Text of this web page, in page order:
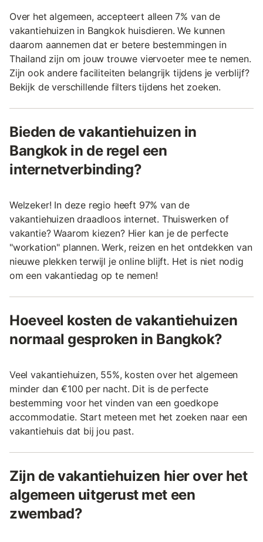
Over het algemeen, accepteert alleen 7% van de
vakantiehuizen in Bangkok huisdieren. We kunnen
daarom aannemen dat er betere bestemmingen in
Thailand zijn om jouw trouwe viervoeter mee te nemen.
Zijn ook andere faciliteiten belangrijk tijdens je verblijf?
Bekijk de verschillende filters tijdens het zoeken.
Bieden de vakantiehuizen in
Bangkok in de regel een
internetverbinding?
Welzeker! In deze regio heeft 97% van de
vakantiehuizen draadloos internet. Thuiswerken of
vakantie? Waarom kiezen? Hier kan je de perfecte
"workation" plannen. Werk, reizen en het ontdekken van
nieuwe plekken terwijl je online blijft. Het is niet nodig
om een vakantiedag op te nemen!
Hoeveel kosten de vakantiehuizen
normaal gesproken in Bangkok?
Veel vakantiehuizen, 55%, kosten over het algemeen
minder dan €100 per nacht. Dit is de perfecte
bestemming voor het vinden van een goedkope
accommodatie. Start meteen met het zoeken naar een
vakantiehuis dat bij jou past.
Zijn de vakantiehuizen hier over het
algemeen uitgerust met een
zwembad?